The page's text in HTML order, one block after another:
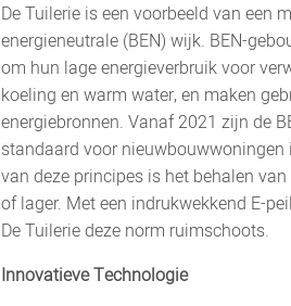
De Tuilerie is een voorbeeld van een
energieneutrale (BEN) wijk. BEN-
om hun lage energieverbruik voor
koeling en warm water, en maken
energiebronnen. Vanaf 2021 zijn de
standaard voor nieuwbouwwoningen
van deze principes is het behalen van
of lager. Met een indrukwekkend E-
De Tuilerie deze norm ruimschoots.
Innovatieve Technologie